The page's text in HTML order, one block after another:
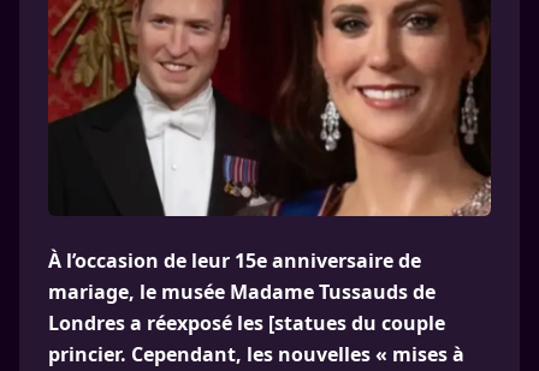
À l’occasion de leur 15e anniversaire de
mariage, le musée Madame Tussauds de
Londres a réexposé les [statues du couple
princier. Cependant, les nouvelles « mises à